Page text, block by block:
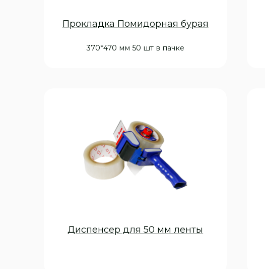
Прокладка Помидорная бурая
370*470 мм 50 шт в пачке
Диспенсер для 50 мм ленты